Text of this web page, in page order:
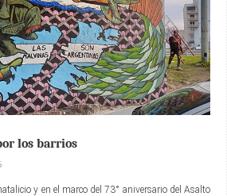
los barrios
y en el marco del 73° aniversario del Asalto